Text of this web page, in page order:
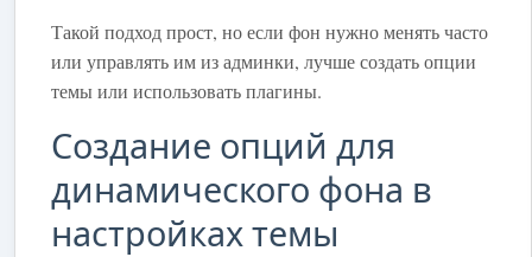
Такой подход прост, но если фон нужно менять часто
или управлять им из админки, лучше создать опции
темы или использовать плагины.
Создание опций для
динамического фона в
настройках темы